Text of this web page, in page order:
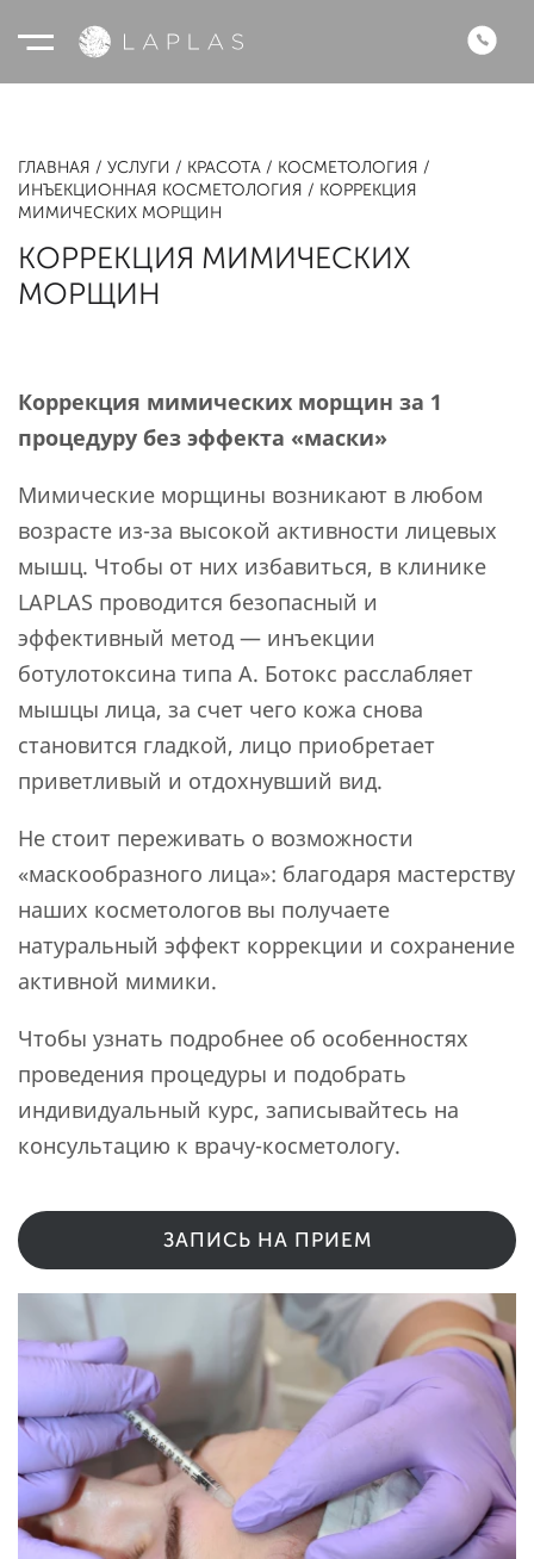
ГЛАВНАЯ УСЛУГИ КРАСОТА
КОСМЕТОЛОГИЯ
ИНЪЕКЦИОННАЯ КОСМЕТОЛОГИЯ
КОРРЕКЦИЯ
МИМИЧЕСКИХ МОРЩИН
КОРРЕКЦИЯ МИМИЧЕСКИХ
МОРЩИН
Коррекция мимических морщин за 1
процедуру без эффекта «маски»‎
Мимические морщины возникают в любом
возрасте из-за высокой активности лицевых
мышц. Чтобы от них избавиться, в клинике
LAPLAS проводится безопасный и
эффективный метод — инъекции
ботулотоксина типа А. Ботокс расслабляет
мышцы лица, за счет чего кожа снова
становится гладкой, лицо приобретает
приветливый и отдохнувший вид.
Не стоит переживать о возможности
«маскообразного лица»‎: благодаря мастерству
наших косметологов вы получаете
натуральный эффект коррекции и сохранение
активной мимики.
Чтобы узнать подробнее об особенностях
проведения процедуры и подобрать
индивидуальный курс, записывайтесь на
консультацию к врачу-косметологу.
ЗАПИСЬ НА ПРИЕМ